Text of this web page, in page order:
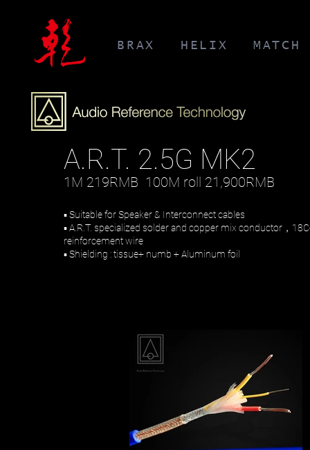
BRAX HELIX MATCH
A.R.T. 2.5G MK2
1M 219RMB 100M roll 21,900RMB
▪ Suitable for Speaker & Interconnect cables
▪ A.R.T. specialized solder and copper mix conductor，
reinforcement wire
▪ Shielding : tissue+ numb + Aluminum foil